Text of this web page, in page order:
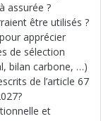
assurée ?
être utilisés ?
apprécier
de sélection
bilan carbone, …)
de l’article 67
et